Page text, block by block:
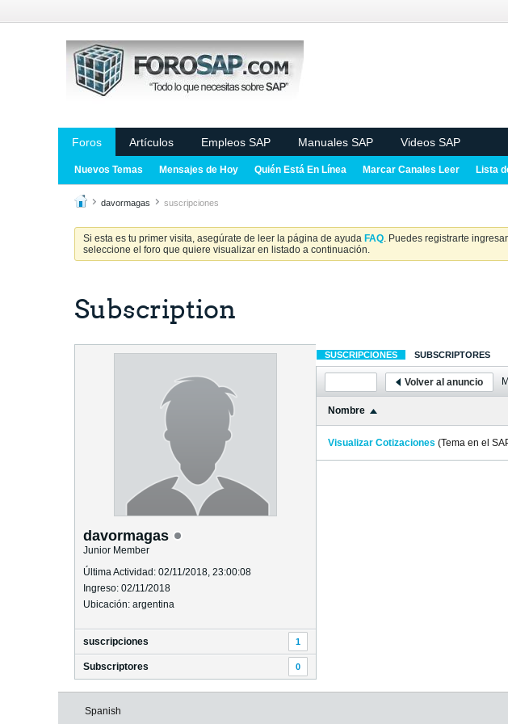
Foros Artículos Empleos SAP Manuales SAP Videos SAP
Nuevos Temas Mensajes de Hoy Quién Está En Línea Marcar Canales Leer Lista
davormagas suscripciones
Si esta es tu primer visita, asegúrate de leer la página de ayuda FAQ. Puedes registrarte
seleccione el foro que quiere visualizar en listado a continuación.
Subscription
davormagas
Junior Member
Última Actividad: 02/11/2018, 23:00:08
Ingreso: 02/11/2018
Ubicación: argentina
suscripciones 1
Subscriptores 0
SUSCRIPCIONES SUBSCRIPTORES
Volver al anuncio
Nombre
Visualizar Cotizaciones (Tema en el
Spanish